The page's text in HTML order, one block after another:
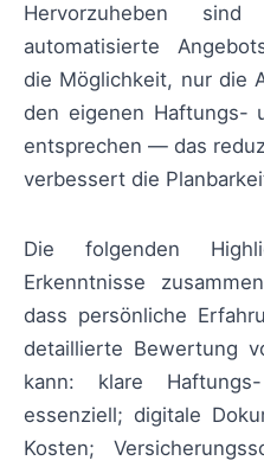
Hervorzuheben
automatisierte
die Möglichkeit, nur die
den eigenen Haftungs-
entsprechen — das
verbessert die
Die folgenden
Erkenntnisse
dass persönliche
detaillierte Bewertung
kann: klare
essenziell; digitale
Kosten;